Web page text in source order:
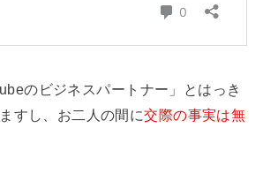
のビジネスパートナー」とはっき
すし、お二人の間に交際の事実は無